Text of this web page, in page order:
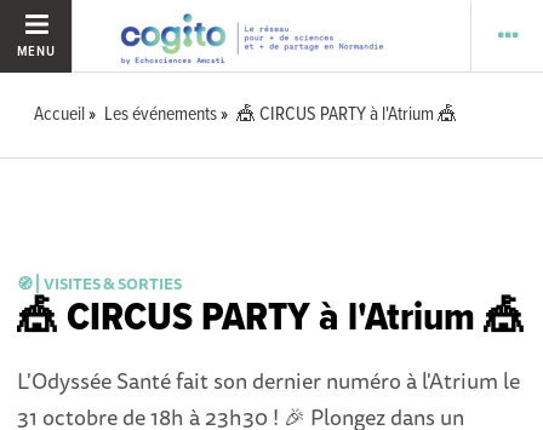
MENU
Accueil Les événements 🎪 CIRCUS PARTY à l'Atrium 🎪
🧭 ⎜VISITES & SORTIES
🎪 CIRCUS PARTY à l'Atrium 🎪
L'Odyssée Santé fait son dernier numéro à l'Atrium le
31 octobre de 18h à 23h30 ! 🎉 Plongez dans un